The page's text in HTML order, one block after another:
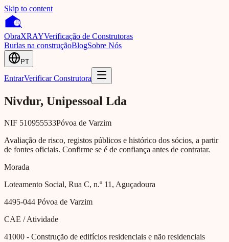
Skip to content
ObraXRAYVerificação de Construtoras
Burlas na construçãoBlogSobre Nós
PT
EntrarVerificar Construtora
Nivdur, Unipessoal Lda
NIF 510955533Póvoa de Varzim
Avaliação de risco, registos públicos e histórico dos sócios, a partir
de fontes oficiais. Confirme se é de confiança antes de contratar.
Morada
Loteamento Social, Rua C, n.º 11, Aguçadoura
4495-044 Póvoa de Varzim
CAE / Atividade
41000 - Construção de edifícios residenciais e não residenciais